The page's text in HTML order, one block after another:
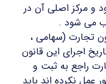
و مرکز اصلی آن در
می شود .
تجارت (سهامی ،
اجرای این قانون
راجع به ثبت و
عمل نکرده اند باید